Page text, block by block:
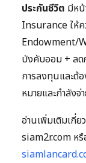
ประกันชีวิต มีห
Insurance ให้
Endowment/
บังคับออม + ลด
การลงทุนและต้
หมายและกำลัง
อ่านเพิ่มเติมเกี่ย
siam2r.com หรื